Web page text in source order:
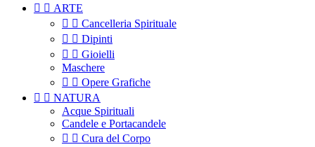
  ARTE
  Cancelleria Spirituale
  Dipinti
  Gioielli
Maschere
  Opere Grafiche
  NATURA
Acque Spirituali
Candele e Portacandele
  Cura del Corpo